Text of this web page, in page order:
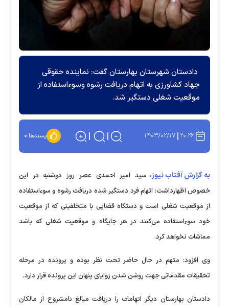
دادستان شهرستان بهارستان گفت: نماینده حقوقی
جهاد کشاورزی به اتهام دریافت رشوه وسوءاستفاده از
موقعیت شغلی دستگیر شد.
۲۰:۲۶ ۱۴۰۳/۰۲/۱۷ پسندها:۰
به گزارش آفتاب نیوز، سید امیر احمدی عصر روز دوشنبه در این
خصوص اظهارداشت: اتهام فرد دستگیر شده دریافت رشوه و سوءاستفاده
از موقعیت شغلی است و دستگاه قضایی با متخلفینی که از موقعیت
خود سوءاستفاده می‌کنند در هر جایگاه و موقعیت شغلی که باشد
مماشات نخواهد کرد.
وی افزود: متهم در حال حاضر تحت نظر بوده و پرونده در مرحله
تحقیقات مقدماتی جهت روشن شدن زوایای پنهان این پرونده قرار دارد.
دادستان بهارستان دیگر اتهامات را دریافت مبالغ نامشروع از مالکان